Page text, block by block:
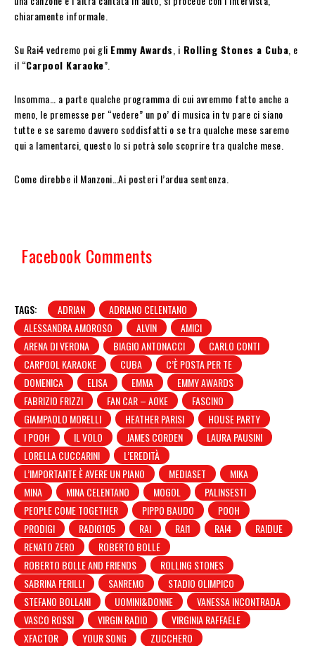
chiaramente informale.
Su Rai4 vedremo poi gli Emmy Awards , i Rolling Stones a Cuba , e
il “Carpool Karaoke”.
Insomma… a parte qualche programma di cui avremmo fatto anche a
meno, le premesse per “vedere” un po’ di musica in tv pare ci siano
tutte e se saremo davvero soddisfatti o se tra qualche mese saremo
qui a lamentarci, questo lo si potrà solo scoprire tra qualche mese.
Come direbbe il Manzoni…Ai posteri l’ardua sentenza.
Facebook Comments
TAGS: ADRIAN
ADRIANO CELENTANO
ALESSANDRA AMOROSO
ALVIN
AMICI
ARENA DI VERONA
BIAGIO ANTONACCI
CARLO CONTI
CARPOOL KARAOKE
CUBA
C’È POSTA PER TE
DOMENICA
ELISA EMMA
EMMY AWARDS
FABRIZIO FRIZZI
FAN CAR – AOKE
FASCINO
GIAMPAOLO MORELLI
HEATHER PARISI
HOUSE PARTY
I POOH
IL VOLO JAMES CORDEN
LAURA PAUSINI
LORELLA CUCCARINI
L’EREDITÀ
L’IMPORTANTE È AVERE UN PIANO
MEDIASET
MIKA
MINA
MINA CELENTANO MOGOL
PALINSESTI
PEOPLE COME TOGETHER
PIPPO BAUDO
POOH
PRODIGI
RADIO105 RAI RAI1 RAI4
RAIDUE
RENATO ZERO
ROBERTO BOLLE
ROBERTO BOLLE AND FRIENDS
ROLLING STONES
SABRINA FERILLI
SANREMO
STADIO OLIMPICO
STEFANO BOLLANI
UOMINI&DONNE
VANESSA INCONTRADA
VASCO ROSSI
VIRGIN RADIO
VIRGINIA RAFFAELE
XFACTOR
YOUR SONG ZUCCHERO